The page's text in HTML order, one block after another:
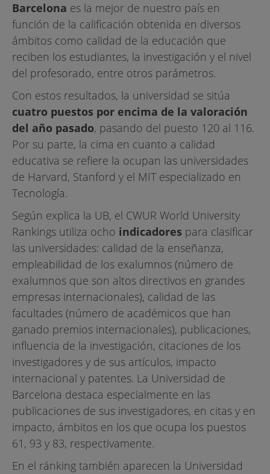
Barcelona es la mejor de nuestro país en
función de la calificación obtenida en diversos
ámbitos como calidad de la educación que
reciben los estudiantes, la investigación y el nivel
del profesorado, entre otros parámetros.
Con estos resultados, la universidad se sitúa
cuatro puestos por encima de la valoración
del año pasado, pasando del puesto 120 al 116.
Por su parte, la cima en cuanto a calidad
educativa se refiere la ocupan las universidades
de Harvard, Stanford y el MIT especializado en
Tecnología.
Según explica la UB, el CWUR World University
Rankings utiliza ocho indicadores para clasificar
las universidades: calidad de la enseñanza,
empleabilidad de los exalumnos (número de
exalumnos que son altos directivos en grandes
empresas internacionales), calidad de las
facultades (número de académicos que han
ganado premios internacionales), publicaciones,
influencia de la investigación, citaciones de los
investigadores y de sus artículos, impacto
internacional y patentes. La Universidad de
Barcelona destaca especialmente en las
publicaciones de sus investigadores, en citas y en
impacto, ámbitos en los que ocupa los puestos
61, 93 y 83, respectivamente.
En el ránking también aparecen la Universidad